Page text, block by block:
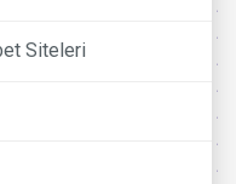
Siteleri